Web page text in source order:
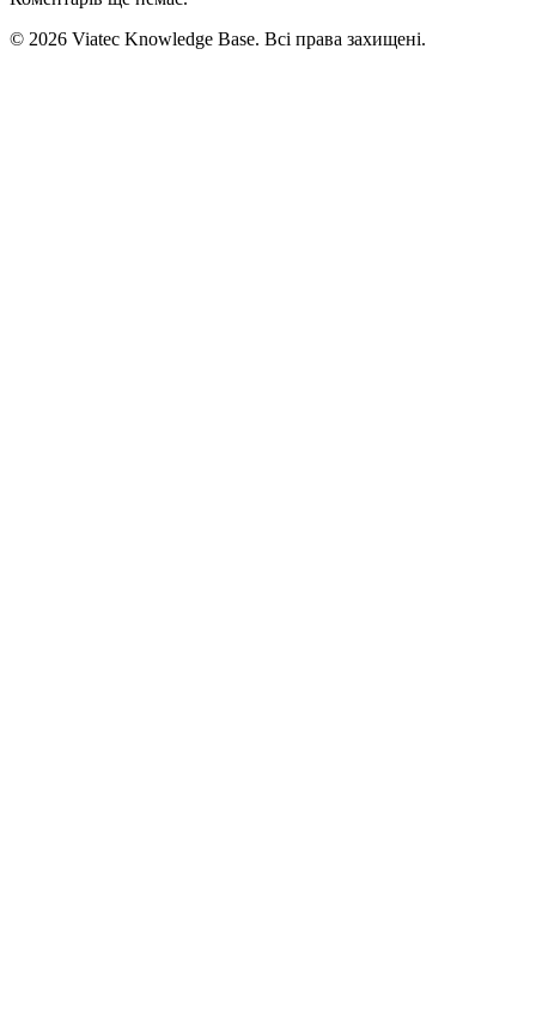
© 2026 Viatec Knowledge Base. Всі права захищені.